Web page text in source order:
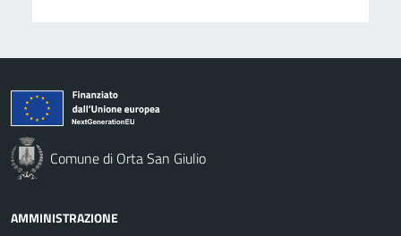
Comune di Orta San Giulio
AMMINISTRAZIONE